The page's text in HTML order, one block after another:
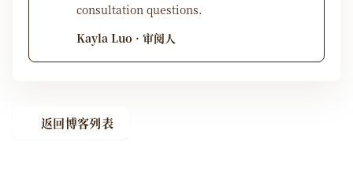
consultation questions.
Kayla Luo · 审阅人
返回博客列表